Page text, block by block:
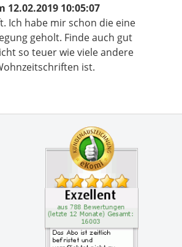
12.02.2019 10:05:07
Ich habe mir schon die eine
geholt. Finde auch gut
so teuer wie viele andere
ist.
Zertifikate